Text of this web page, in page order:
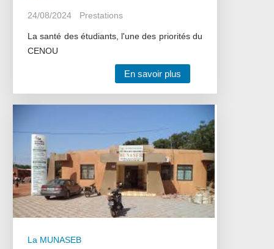
24/08/2024 Prestations
La santé des étudiants, l'une des priorités du
CENOU
En savoir plus
La MUNASEB